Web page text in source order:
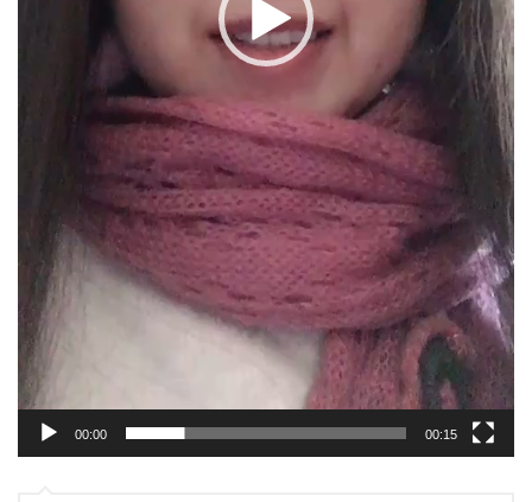
00:00 00:15